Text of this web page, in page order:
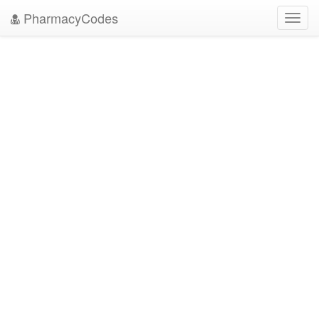
PharmacyCodes